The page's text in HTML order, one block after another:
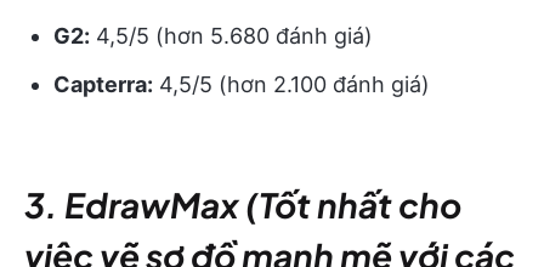
G2: 4,5/5 (hơn 5.680 đánh giá)
Capterra: 4,5/5 (hơn 2.100 đánh giá)
3. EdrawMax (Tốt nhất cho
việc vẽ sơ đồ mạnh mẽ với các